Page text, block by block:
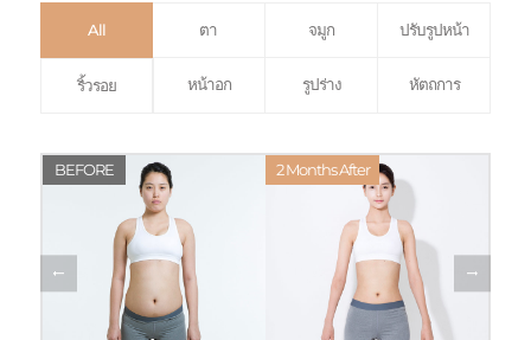
All ตา จมูก ปรับรูปหน้า
ริ้วรอย หน้าอก รูปร่าง หัตถการ
BEFORE 2 Months After